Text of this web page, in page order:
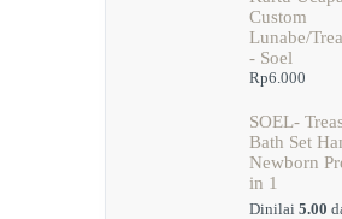
Custom
Lunabe/
- Soel
Rp6.000
SOEL-
Bath Set
Newborn
in 1
Dinilai 5.00